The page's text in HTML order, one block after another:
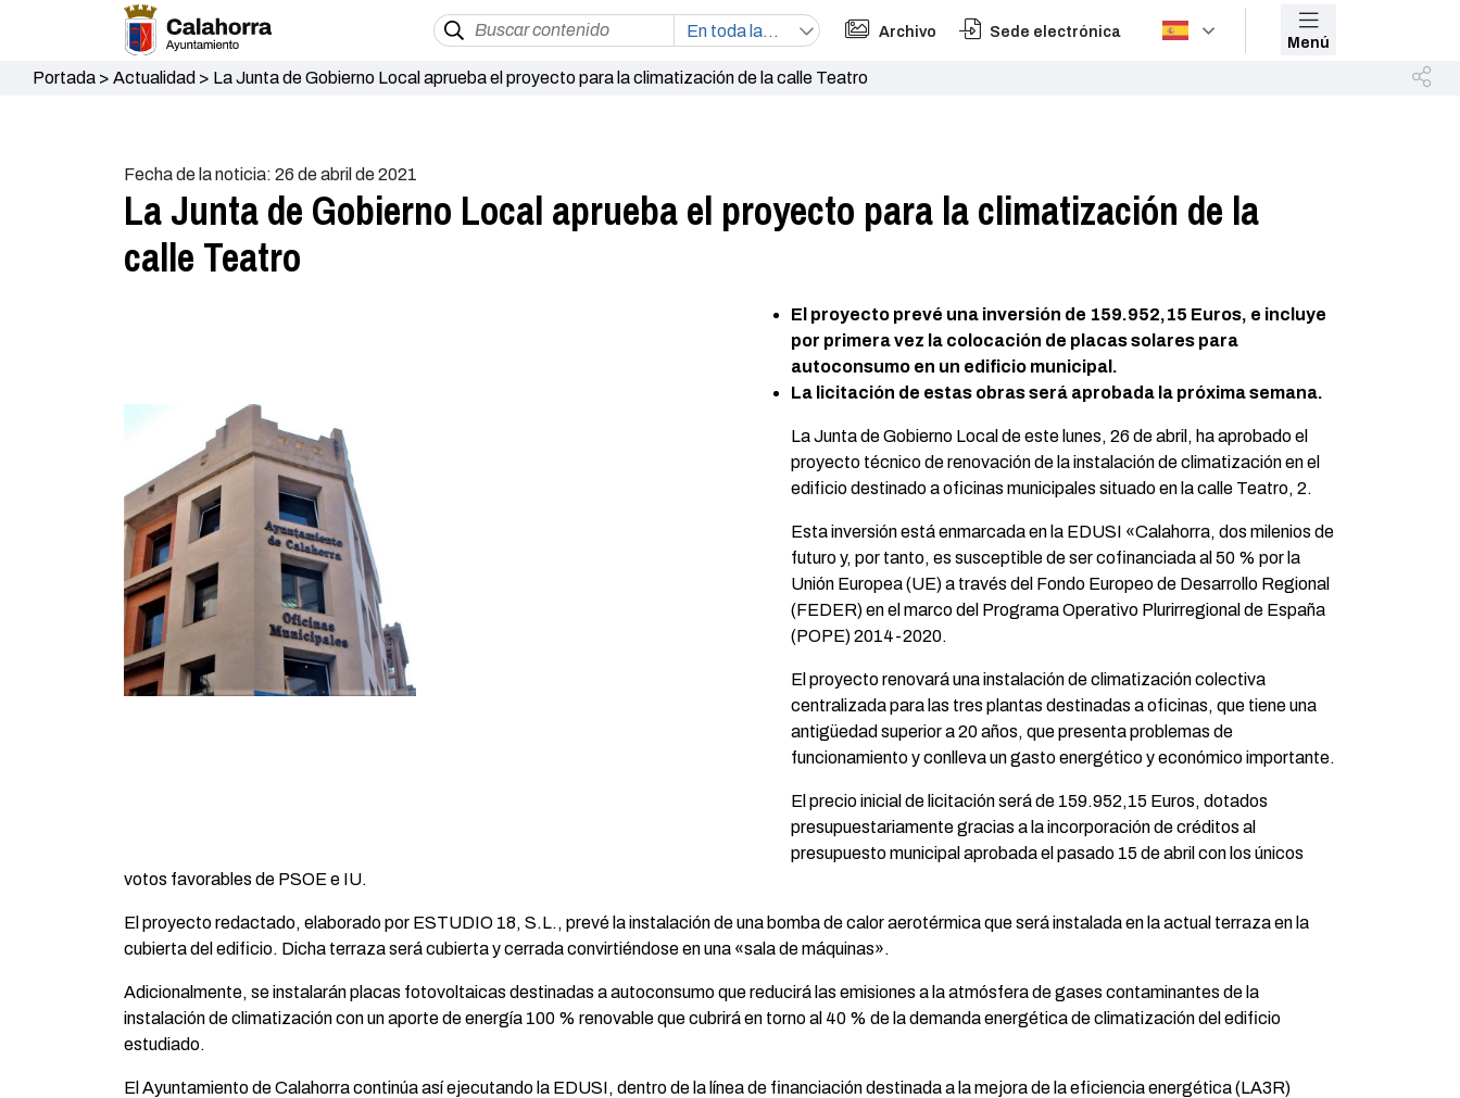
Archivo Sede electrónica
Menú
Portada> Actualidad > La Junta de Gobierno Local aprueba el proyecto para la climatización de la calle Teatro
Fecha de la noticia: 26 de abril de 2021
La Junta de Gobierno Local aprueba el proyecto para la climatización de la
calle Teatro
El proyecto prevé una inversión de 159.952,15 Euros, e incluye
por primera vez la colocación de placas solares para
autoconsumo en un edificio municipal.
La licitación de estas obras será aprobada la próxima semana.
La Junta de Gobierno Local de este lunes, 26 de abril, ha aprobado el
proyecto técnico de renovación de la instalación de climatización en el
edificio destinado a oficinas municipales situado en la calle Teatro, 2.
Esta inversión está enmarcada en la EDUSI «Calahorra, dos milenios de
futuro y, por tanto, es susceptible de ser cofinanciada al 50 % por la
Unión Europea (UE) a través del Fondo Europeo de Desarrollo Regional
(FEDER) en el marco del Programa Operativo Plurirregional de España
(POPE) 2014-2020.
El proyecto renovará una instalación de climatización colectiva
centralizada para las tres plantas destinadas a oficinas, que tiene una
antigüedad superior a 20 años, que presenta problemas de
funcionamiento y conlleva un gasto energético y económico importante.
El precio inicial de licitación será de 159.952,15 Euros, dotados
presupuestariamente gracias a la incorporación de créditos al
presupuesto municipal aprobada el pasado 15 de abril con los únicos
votos favorables de PSOE e IU.
El proyecto redactado, elaborado por ESTUDIO 18, S.L., prevé la instalación de una bomba de calor aerotérmica que será instalada en la actual terraza en la
cubierta del edificio. Dicha terraza será cubierta y cerrada convirtiéndose en una «sala de máquinas».
Adicionalmente, se instalarán placas fotovoltaicas destinadas a autoconsumo que reducirá las emisiones a la atmósfera de gases contaminantes de la
instalación de climatización con un aporte de energía 100 % renovable que cubrirá en torno al 40 % de la demanda energética de climatización del edificio
estudiado.
El Ayuntamiento de Calahorra continúa así ejecutando la EDUSI, dentro de la línea de financiación destinada a la mejora de la eficiencia energética (LA3R)